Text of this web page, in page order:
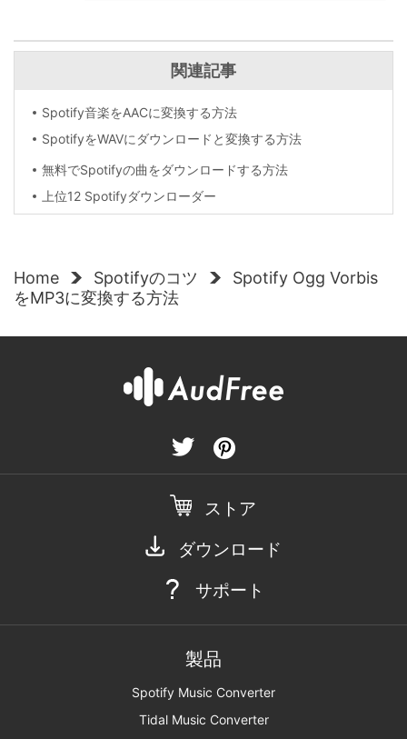
関連記事
Spotify音楽をAACに変換する方法
SpotifyをWAVにダウンロードと変換する方法
無料でSpotifyの曲をダウンロードする方法
上位12 Spotifyダウンローダー
Home Spotifyのコツ
Spotify Ogg Vorbis
をMP3に変換する方法
ストア
ダウンロード
サポート
製品
Spotify Music Converter
Tidal Music Converter